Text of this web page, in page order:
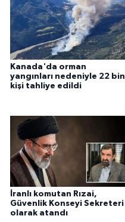
Kanada'da orman
yangınları nedeniyle 22 bin
kişi tahliye edildi
İranlı komutan Rızai,
Güvenlik Konseyi Sekreteri
olarak atandı